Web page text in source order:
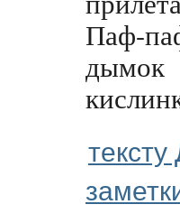
Паф-